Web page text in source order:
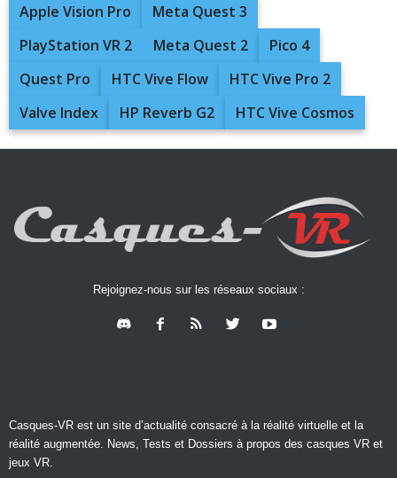
Apple Vision Pro
Meta Quest 3
PlayStation VR 2
Meta Quest 2
Pico 4
Quest Pro
HTC Vive Flow
HTC Vive Pro 2
Valve Index
HP Reverb G2 HTC Vive Cosmos
Rejoignez-nous sur les réseaux sociaux :
Casques-VR est un site d’actualité consacré à la réalité virtuelle et la
réalité augmentée. News, Tests et Dossiers à propos des casques VR et
jeux VR.